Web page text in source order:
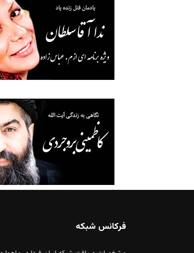
فرکانس شبکه